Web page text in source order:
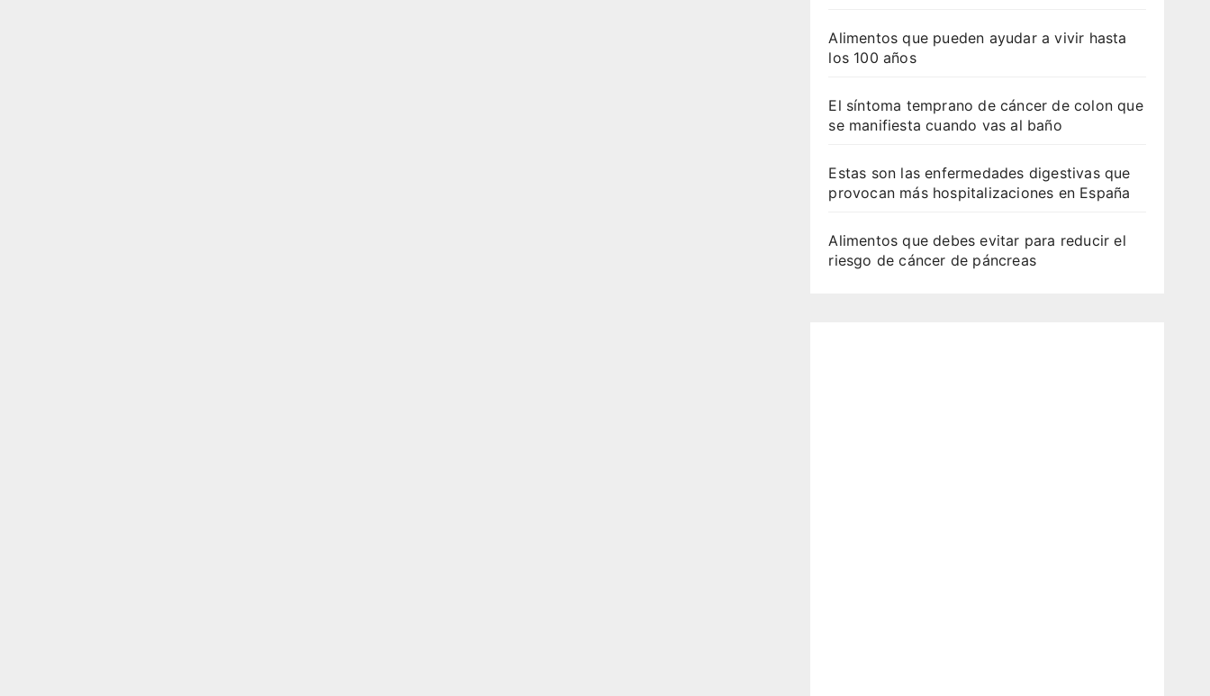
Alimentos que pueden ayudar a vivir hasta
los 100 años
El síntoma temprano de cáncer de colon que
se manifiesta cuando vas al baño
Estas son las enfermedades digestivas que
provocan más hospitalizaciones en España
Alimentos que debes evitar para reducir el
riesgo de cáncer de páncreas